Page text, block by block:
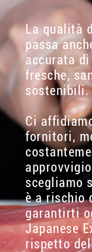
La qualità
passa
accurata
fresche,
sostenibili.
Ci
fornitori,
scegliamo
è a rischio
garantirti
Japanese
rispetto